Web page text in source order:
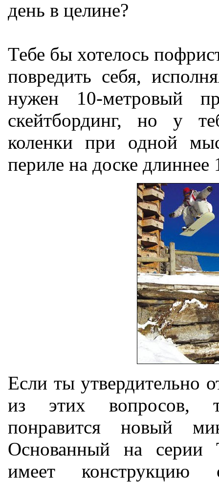
день в целине?
Тебе бы хотелось
повредить себя,
нужен 10-метровый
скейтбординг, но у
коленки при одной
периле на доске длиннее
Если ты утвердительно
из этих вопросов,
понравится новый
Основанный на серии
имеет